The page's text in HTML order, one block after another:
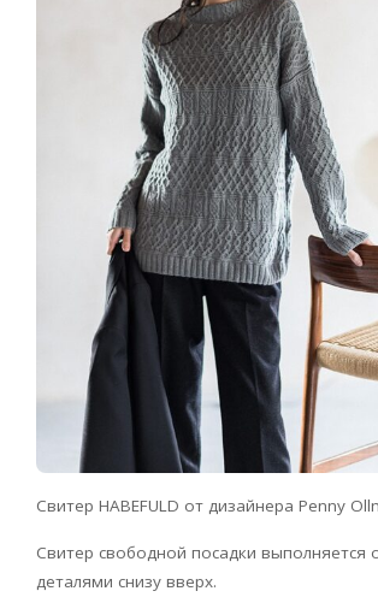
Свитер HABEFULD от дизайнера Penny
Свитер свободной посадки выполняется
деталями снизу вверх.